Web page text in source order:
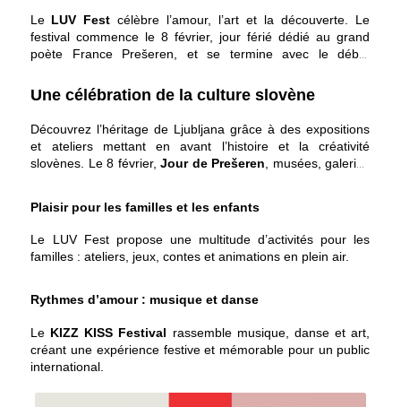
Le LUV Fest célèbre l’amour, l’art et la découverte. Le
festival commence le 8 février, jour férié dédié au grand
poète France Prešeren, et se termine avec le début
Cet événement vibrant révèle l’amour profond de la
Slovénie pour sa culture, son patrimoine et sa langue.
Une célébration de la culture slovène
Découvrez l’héritage de Ljubljana grâce à des expositions
et ateliers mettant en avant l’histoire et la créativité
slovènes. Le 8 février,Jour de Prešeren , musées, galeries
manquer : le projet artistique lumière & son de Tina Žen le
Plaisir pour les familles et les enfants
Le LUV Fest propose une multitude d’activités pour les
familles : ateliers, jeux, contes et animations en plein air.
Rythmes d’amour : musique et danse
Le KIZZ KISS Festival rassemble musique, danse et art,
créant une expérience festive et mémorable pour un public
international.